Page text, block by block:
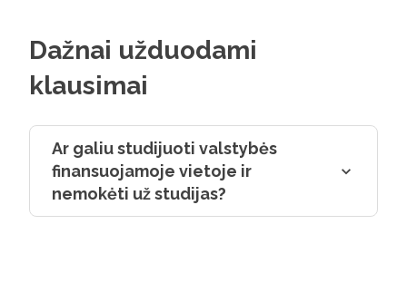
ne tik akademinėje, bet ir profesinėje
Dažnai užduodami
klausimai
Ar galiu studijuoti valstybės
finansuojamoje vietoje ir
nemokėti už studijas?